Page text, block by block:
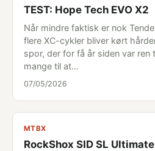
TEST: Hope Tech EVO X2
Når mindre faktisk er nok
flere XC-cykler bliver kørt
spor, der for få år siden var ren
mange til at…
07/05/2026
MTBX
RockShox SID SL